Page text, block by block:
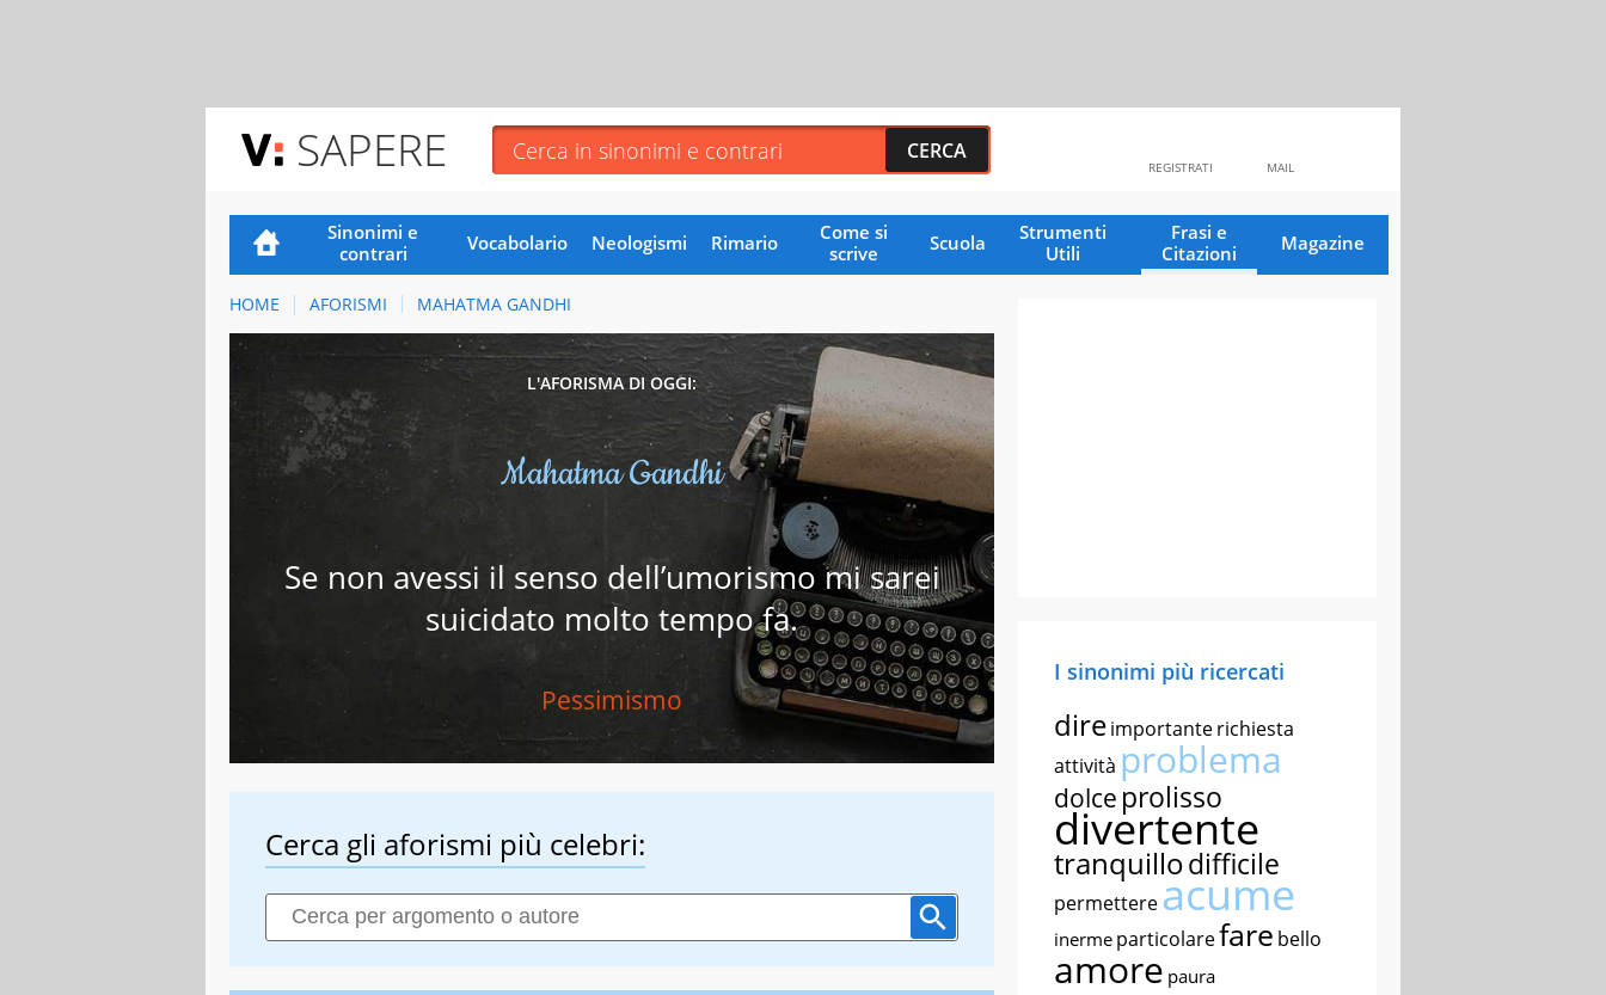
SAPERE MAIL
REGISTRATI
Sinonimi e
contrari
Vocabolario Neologismi Rimario
Come si
scrive
Scuola
Strumenti
Utili
Frasi e
Citazioni
Magazine
HOME AFORISMI MAHATMA GANDHI
L'AFORISMA DI OGGI:
Mahatma Gandhi
Se non avessi il senso dell’umorismo mi sarei
suicidato molto tempo fa.
Pessimismo
Cerca gli aforismi più celebri:
I sinonimi più ricercati
direimportanterichiesta
attività problema
dolce prolisso
divertente
tranquillodifficile
permettereacume
inerme particolarefare bello
amore paura